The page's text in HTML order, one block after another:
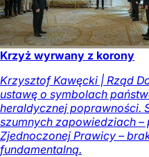
Krzyż wyrwany z korony
Krzysztof Kawęcki | Rząd
ustawę o symbolach
heraldycznej poprawności.
szumnych zapowiedziach
Zjednoczonej Prawicy –
fundamentalną.